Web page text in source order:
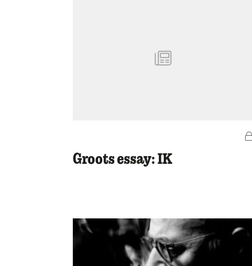
Groots essay: IK